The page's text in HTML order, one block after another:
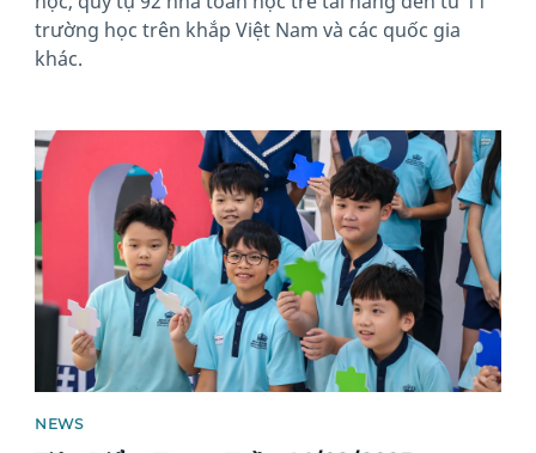
trường học trên khắp Việt Nam và các quốc gia
khác.
News image
NEWS